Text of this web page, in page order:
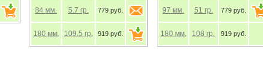
84 мм. 5.7 гр. 779 руб.
180 мм. 109.5 гр. 919 руб.
97 мм. 51 гр. 779 руб.
180 мм. 108 гр. 919 руб.